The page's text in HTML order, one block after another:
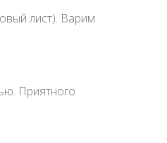
лист). Варим
Приятного